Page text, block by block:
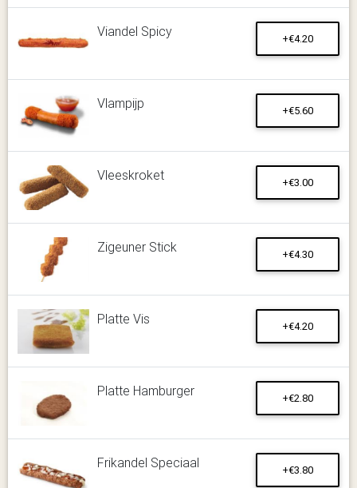
Viandel Spicy +€4.20
Vlampijp +€5.60
Vleeskroket +€3.00
Zigeuner Stick +€4.30
Platte Vis +€4.20
Platte Hamburger +€2.80
Frikandel Speciaal +€3.80